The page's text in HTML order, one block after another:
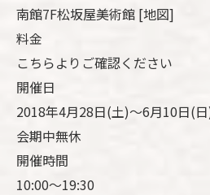
南館7F松坂屋美術館 [地図]
料金
こちらよりご確認ください
開催日
2018年4月28日(土)～6月10日(
会期中無休
開催時間
10:00～19:30